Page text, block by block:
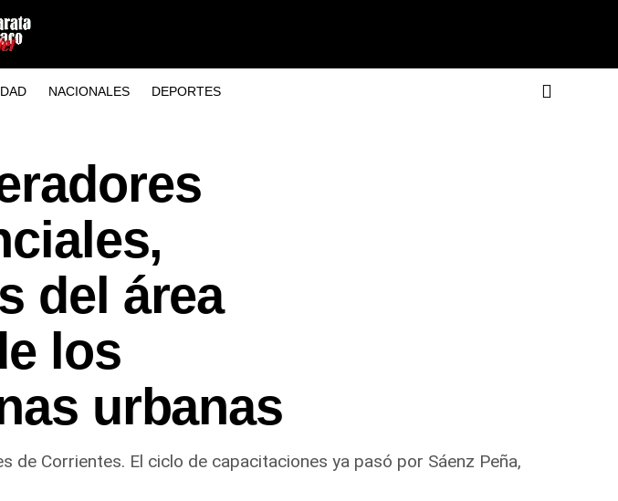
NACIONALES DEPORTES
del área
los
urbanas
Corrientes. El ciclo de capacitaciones ya pasó por Sáenz Peña,